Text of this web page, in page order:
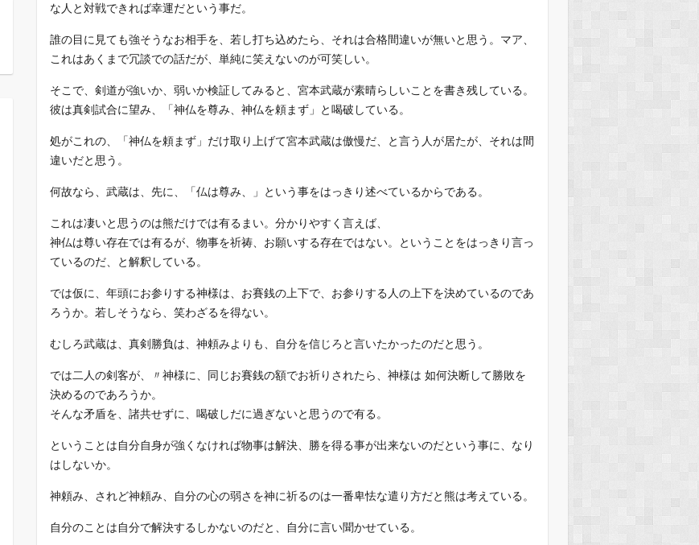
な人と対戦できれば幸運だという事だ。
誰の目に見ても強そうなお相手を、若し打ち込めたら、それは合格間違いが無いと思う。マア、
これはあくまで冗談での話だが、単純に笑えないのが可笑しい。
そこで、剣道が強いか、弱いか検証してみると、宮本武蔵が素晴らしいことを書き残している。
彼は真剣試合に望み、「神仏を尊み、神仏を頼まず」と喝破している。
処がこれの、「神仏を頼まず」だけ取り上げて宮本武蔵は傲慢だ、と言う人が居たが、それは間
違いだと思う。
何故なら、武蔵は、先に、「仏は尊み、」という事をはっきり述べているからである。
これは凄いと思うのは熊だけでは有るまい。分かりやすく言えば、
神仏は尊い存在では有るが、物事を祈祷、お願いする存在ではない。ということをはっきり言っ
ているのだ、と解釈している。
では仮に、年頭にお参りする神様は、お賽銭の上下で、お参りする人の上下を決めているのであ
ろうか。若しそうなら、笑わざるを得ない。
むしろ武蔵は、真剣勝負は、神頼みよりも、自分を信じろと言いたかったのだと思う。
では二人の剣客が、〃神様に、同じお賽銭の額でお祈りされたら、神様は 如何決断して勝敗を
決めるのであろうか。
そんな矛盾を、諸共せずに、喝破しだに過ぎないと思うので有る。
ということは自分自身が強くなければ物事は解決、勝を得る事が出来ないのだという事に、なり
はしないか。
神頼み、されど神頼み、自分の心の弱さを神に祈るのは一番卑怯な遣り方だと熊は考えている。
自分のことは自分で解決するしかないのだと、自分に言い聞かせている。